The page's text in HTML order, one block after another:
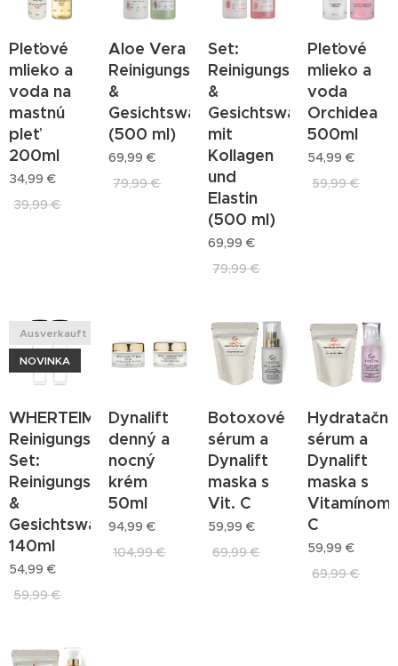
Pleťové
mlieko a
voda na
mastnú
pleť
200ml
34,99 €
39,99€
Aloe Vera
Reinigungsmilch
&
Gesichtswasser
(500 ml)
69,99 €
79,99€
Set:
Reinigungsmilch
&
Gesichtswasser
mit
Kollagen
und
Elastin
(500 ml)
69,99 €
79,99€
Pleťové
mlieko a
voda
Orchidea
500ml
54,99 €
59,99€
WHERTEIMAR
Reinigungs-
Set:
Reinigungsmilch
&
Gesichtswasser
140ml
Ausverkauft
NOVINKA
54,99 €
59,99€
Dynalift
denný a
nocný
krém
50ml
94,99 €
104,99€
Botoxové
sérum a
Dynalift
maska s
Vit. C
59,99 €
69,99€
Hydratačné
sérum a
Dynalift
maska s
Vitamínom
C
59,99 €
69,99€